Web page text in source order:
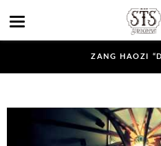
ZANG HAOZI